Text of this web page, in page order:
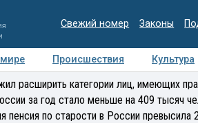
Свежий номер Законы
Происшествия Культура
Медиацентр Интервью
расширить категории лиц, имеющих
за год стало меньше на 409 тысяч
пенсия по старости в России превысила